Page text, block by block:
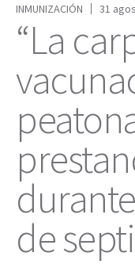
INMUNIZACIÓN
31
“La
de